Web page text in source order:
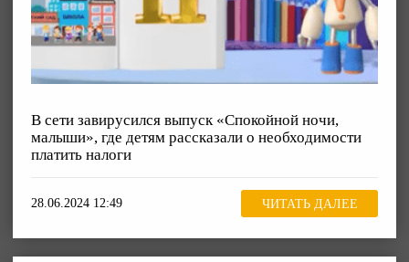
В сети завирусился выпуск «Спокойной ночи,
малыши», где детям рассказали о необходимости
платить налоги
28.06.2024 12:49 ЧИТАТЬ ДАЛЕЕ